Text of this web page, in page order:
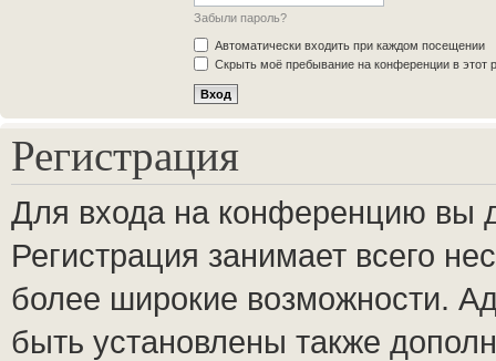
Забыли пароль?
Автоматически входить при каждом посещении
Скрыть моё пребывание на конференции в этот
Регистрация
Для входа на конференцию вы
Регистрация занимает всего
более широкие возможности.
быть установлены также